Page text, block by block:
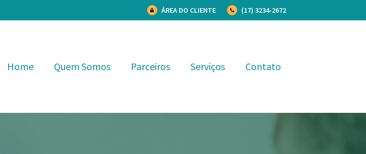
ÁREA DO CLIENTE (17) 3234-2672
Home Quem Somos Parceiros Serviços Contato